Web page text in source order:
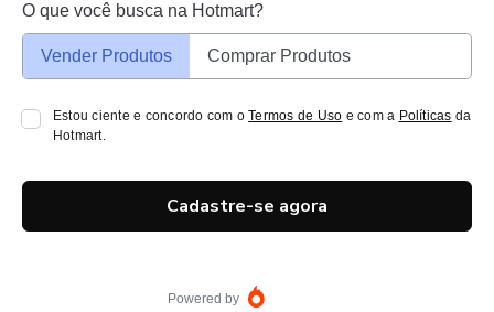
O que você busca na Hotmart?
Vender Produtos Comprar Produtos
Estou ciente e concordo com oTermos de Uso e com a Políticas da
Hotmart.
Cadastre-se agora
Powered by